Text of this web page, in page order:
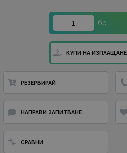
бр.
КУПИ НА ИЗПЛАЩАНЕ
РЕЗЕРВИРАЙ
НАПРАВИ ЗАПИТВАНЕ
СРАВНИ